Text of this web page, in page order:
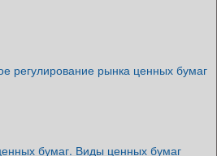
регулирование рынка ценных бумаг
бумаг. Виды ценных бумаг